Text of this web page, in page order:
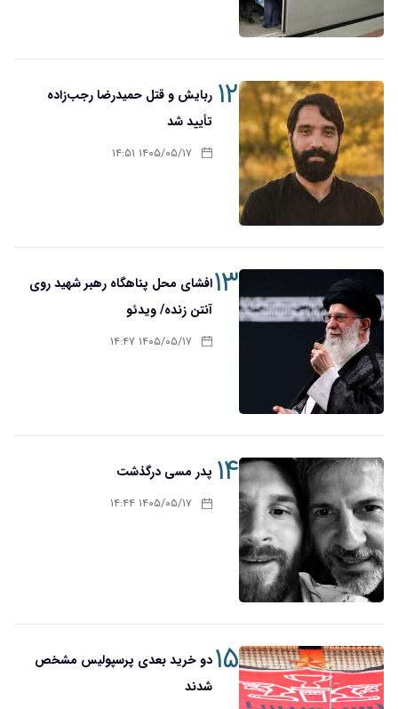
۱۲ ربایش و قتل حمیدرضا رجب‌زاده
تأیید شد
۱۴۰۵/۰۵/۱۷ ۱۴:۵۱
۱۳افشای محل پناهگاه‌ رهبر شهید روی
آنتن زنده/ ویدئو
۱۴۰۵/۰۵/۱۷ ۱۴:۴۷
۱۴ پدر مسی درگذشت
۱۴۰۵/۰۵/۱۷ ۱۴:۴۴
۱۵دو خرید بعدی پرسپولیس مشخص
شدند